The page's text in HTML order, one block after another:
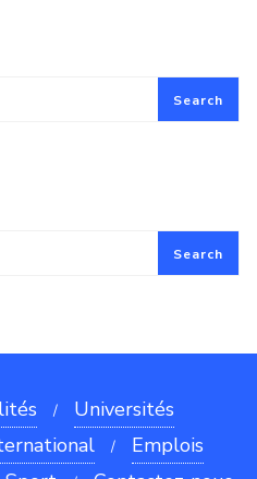
Search
Search
Universités
Emplois